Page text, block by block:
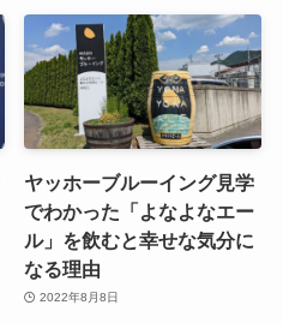
ヤッホーブルーイング見学
でわかった「よなよなエー
ル」を飲むと幸せな気分に
なる理由
2022年8月8日